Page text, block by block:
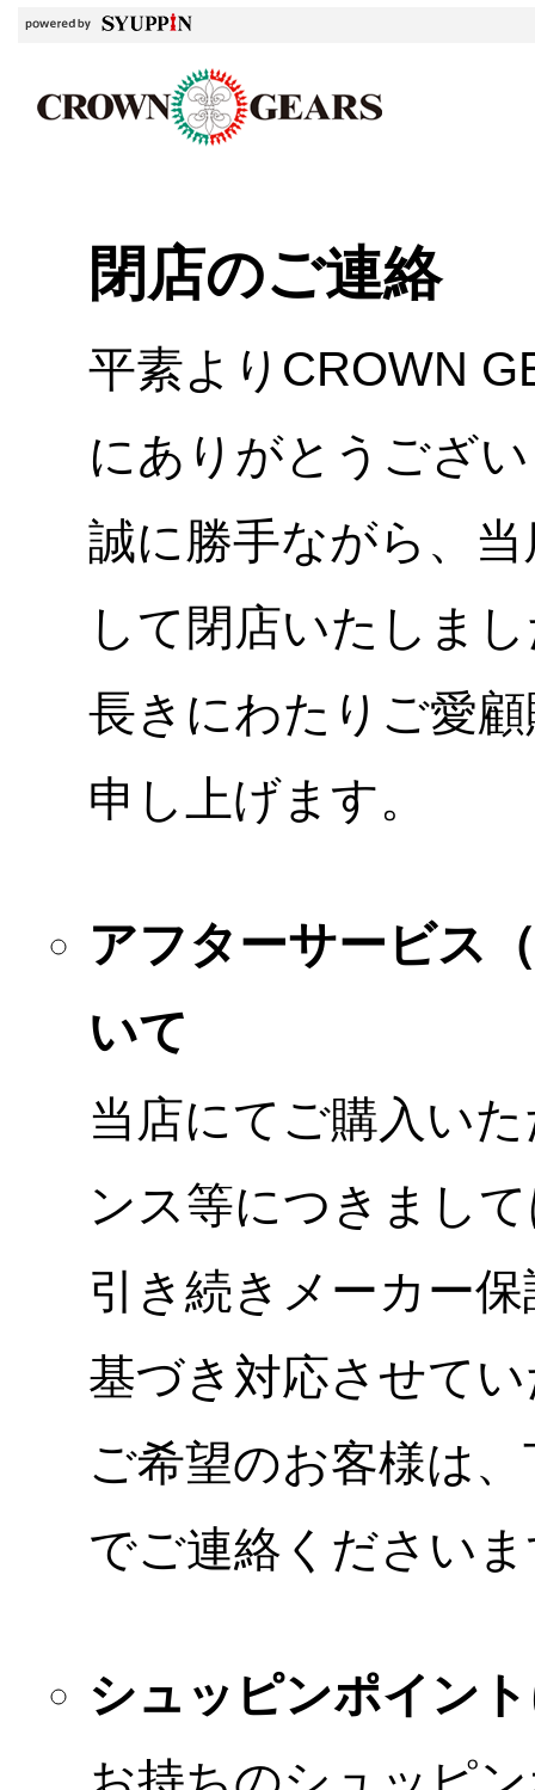
閉店のご連絡
平素よりCROWN
にありがとうござ
誠に勝手ながら、
して閉店いたしま
長きにわたりご愛
申し上げます。
アフターサービス
いて
当店にてご購入い
ンス等につきまし
引き続きメーカー
基づき対応させて
ご希望のお客様は
でご連絡ください
シュッピンポイン